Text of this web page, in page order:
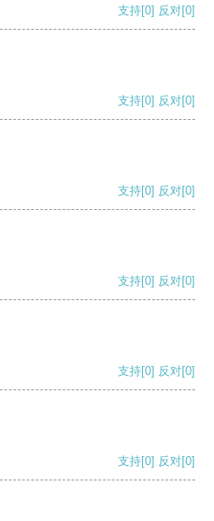
支持[0] 反对[0]
支持[0] 反对[0]
支持[0] 反对[0]
支持[0] 反对[0]
支持[0] 反对[0]
支持[0] 反对[0]